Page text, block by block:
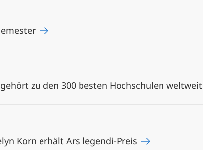
zu den 300 besten Hochschulen
Korn erhält Ars legendi-Preis